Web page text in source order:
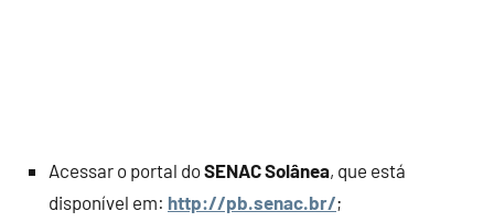
Acessar o portal doSENAC Solânea, que está
disponível em: http://pb.senac.br/;